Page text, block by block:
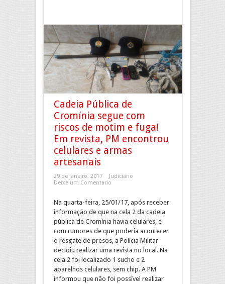
Cadeia Pública de
Cromínia segue com
riscos de motim e fuga!
Em revista, PM encontrou
celulares e armas
artesanais
29 de janeiro, 2017
Judiciário
Deixe um Comentario
Na quarta-feira, 25/01/17, após receber
informação de que na cela 2 da cadeia
pública de Cromínia havia celulares, e
com rumores de que poderia acontecer
o resgate de presos, a Polícia Militar
decidiu realizar uma revista no local. Na
cela 2 foi localizado 1 sucho e 2
aparelhos celulares, sem chip. A PM
informou que não foi possível realizar